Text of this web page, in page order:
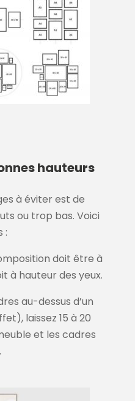
hauteurs
à éviter est de
ou trop bas. Voici
:
doit être à
à hauteur des yeux.
au-dessus d’un
laissez 15 à 20
et les cadres